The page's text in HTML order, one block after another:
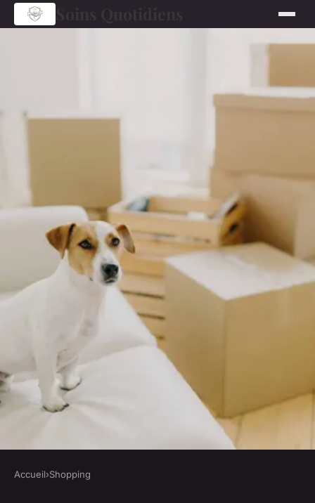
SHOPPING
Accueil›Shopping